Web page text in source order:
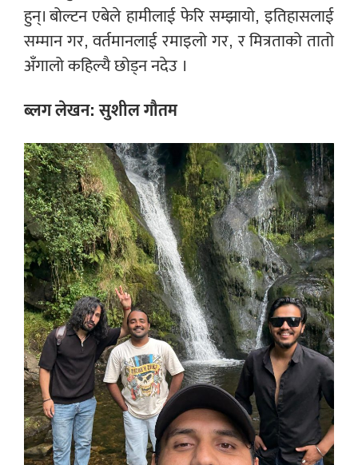
हुन्। बोल्टन एबेले हामीलाई फेरि सम्झायो, इतिहासलाई
सम्मान गर, वर्तमानलाई रमाइलो गर, र मित्रताको तातो
अँगालो कहिल्यै छोड्न नदेउ ।
ब्लग लेखन: सुशील गौतम